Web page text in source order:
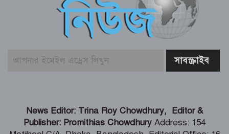
ফ্যাসিস্টের ভাষায় বলা হচ্ছে সরকারকে ৫
বছরও যেতে দেয়া হবে না – মির্জা ফখরুল
গণমাধ্যমের ওপর কোনো গোয়েন্দা চাপ
নেই; দাবি তথ্যমন্ত্রীর
পাঠালেন আসিফ মাহমুদ
News Editor: Trina Roy Chowdhury, Editor &
Publisher: Promithias Chowdhury Address: 154